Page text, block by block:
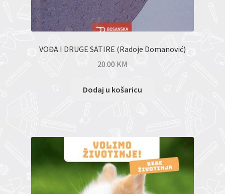
VOĐA I DRUGE SATIRE (Radoje Domanović)
20.00 KM
Dodaj u košaricu